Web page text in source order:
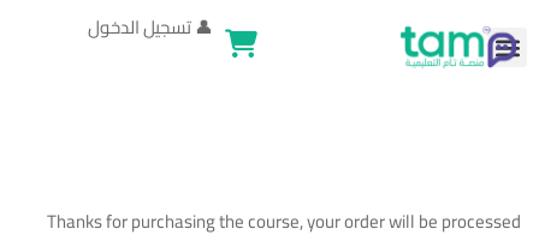
👤تسجيل الدخول
Thanks for purchasing the course, your order will be processed